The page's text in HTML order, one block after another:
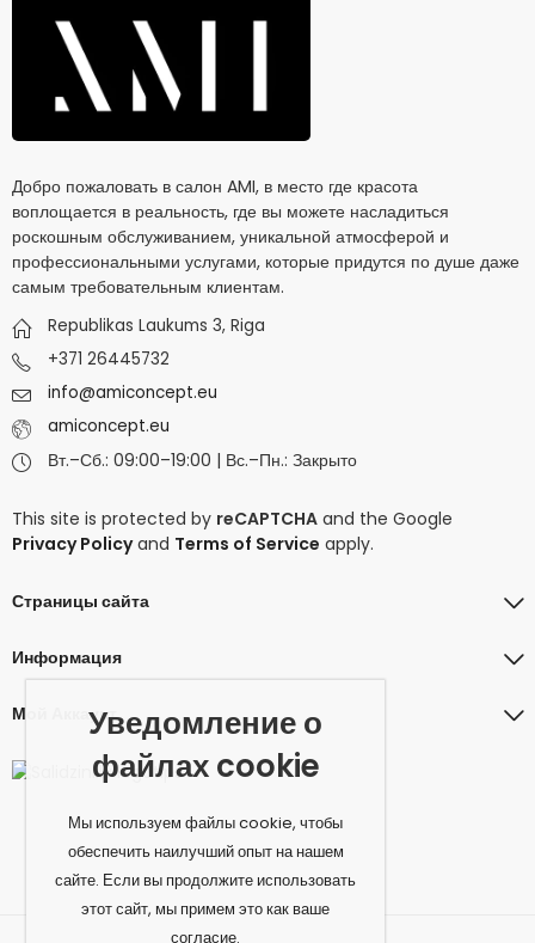
Добро пожаловать в салон AMI, в место где красота
воплощается в реальность, где вы можете насладиться
роскошным обслуживанием, уникальной атмосферой и
профессиональными услугами, которые придутся по душе даже
самым требовательным клиентам.
Republikas Laukums 3, Riga
+371 26445732
info@amiconcept.eu
amiconcept.eu
Вт.–Сб.: 09:00–19:00 | Вс.–Пн.: Закрыто
This site is protected by reCAPTCHA and the Google
Privacy Policyand Terms of Service apply.
Страницы сайта
Информация
Мой АккаунтУведомление о
файлах cookie
Мы используем файлы cookie, чтобы
обеспечить наилучший опыт на нашем
сайте. Если вы продолжите использовать
этот сайт, мы примем это как ваше
согласие.